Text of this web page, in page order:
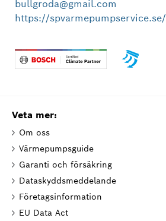
bullgroda@gmail.com
https://spvarmepumpservice.se/
Veta mer:
Om oss
Värmepumpsguide
Garanti och försäkring
Dataskyddsmeddelande
Företagsinformation
EU Data Act